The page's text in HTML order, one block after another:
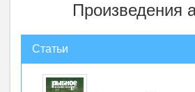
Произведения
Статьи